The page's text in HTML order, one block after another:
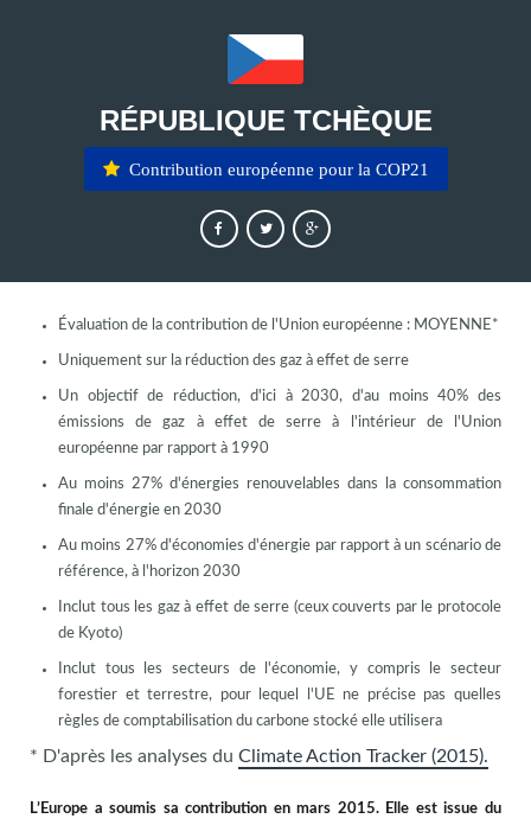
RÉPUBLIQUE TCHÈQUE
Contribution européenne pour la COP21
Évaluation de la contribution de l'Union européenne : MOYENNE*
Uniquement sur la réduction des gaz à effet de serre
Un objectif de réduction, d'ici à 2030, d'au moins 40% des
émissions de gaz à effet de serre à l'intérieur de l'Union
européenne par rapport à 1990
Au moins 27% d'énergies renouvelables dans la consommation
finale d'énergie en 2030
Au moins 27% d'économies d'énergie par rapport à un scénario de
référence, à l'horizon 2030
Inclut tous les gaz à effet de serre (ceux couverts par le protocole
de Kyoto)
Inclut tous les secteurs de l'économie, y compris le secteur
forestier et terrestre, pour lequel l'UE ne précise pas quelles
règles de comptabilisation du carbone stocké elle utilisera
* D'après les analyses du Climate Action Tracker (2015).
L’Europe a soumis sa contribution en mars 2015. Elle est issue du